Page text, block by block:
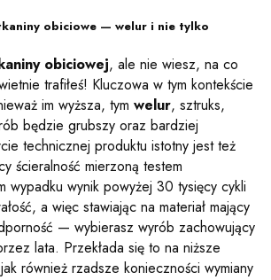
obiciowe — welur i nie tylko
obiciowej, ale nie wiesz, na co
trafiłeś! Kluczowa w tym kontekście
im wyższa, tym welur, sztruks,
będzie grubszy oraz bardziej
technicznej produktu istotny jest też
ścieralność mierzoną testem
wypadku wynik powyżej 30 tysięcy cykli
a więc stawiając na materiał mający
— wybierasz wyrób zachowujący
lata. Przekłada się to na niższe
również rzadsze konieczności wymiany